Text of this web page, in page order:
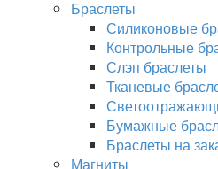
Браслеты
Силиконовые
Контрольные
Слэп браслеты
Тканевые
Бумажные
Браслеты на
Магниты